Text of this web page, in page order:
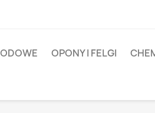
OPONY I FELGI